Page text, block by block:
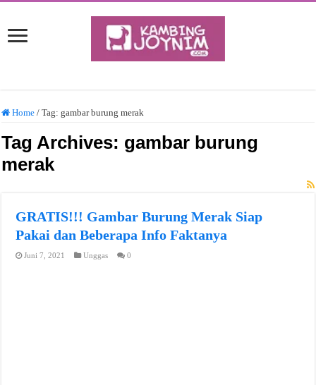
Home / Tag:gambar burung merak
Tag Archives: gambar burung
merak
GRATIS!!! Gambar Burung Merak Siap
Pakai dan Beberapa Info Faktanya
Juni 7, 2021 Unggas 0